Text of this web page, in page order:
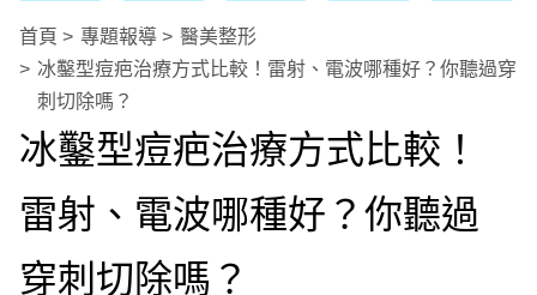
首頁 專題報導
醫美整形
冰鑿型痘疤治療方式比較！雷射、電波哪種好？你聽過穿
刺切除嗎？
冰鑿型痘疤治療方式比較！
雷射、電波哪種好？你聽過
穿刺切除嗎？